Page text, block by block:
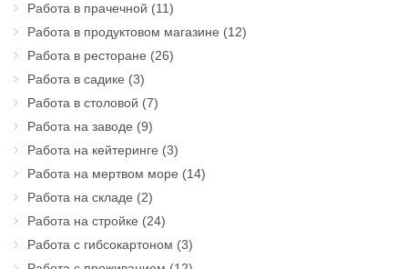
Работа в прачечной (11)
Работа в продуктовом магазине (12)
Работа в ресторане (26)
Работа в садике (3)
Работа в столовой (7)
Работа на заводе (9)
Работа на кейтеринге (3)
Работа на мертвом море (14)
Работа на складе (2)
Работа на стройке (24)
Работа с гибсокартоном (3)